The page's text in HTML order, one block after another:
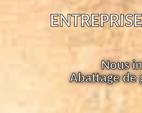
Nous
Abattage de